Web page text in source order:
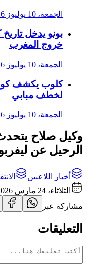
الجمعة، 10 يوليوز 2026
بونو يدخل
خروج المغرب
الجمعة، 10 يوليوز 2026
كلوب يكشف
لخطف مبابي
الجمعة، 10 يوليوز 2026
وكيل صلاح
الرحيل عن
أخبار اللاعبين
الثلاثاء، 24 مارس 2026
مشاركة عبر
التعليقات